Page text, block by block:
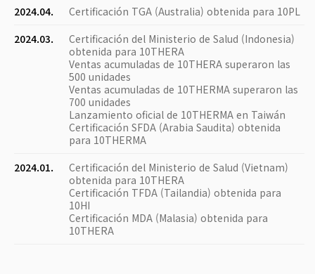
2024.04.
Certificación TGA (Australia) obtenida para 10PL
2024.03.
Certificación del Ministerio de Salud (Indonesia)
obtenida para 10THERA
Ventas acumuladas de 10THERA superaron las
500 unidades
Ventas acumuladas de 10THERMA superaron las
700 unidades
Lanzamiento oficial de 10THERMA en Taiwán
Certificación SFDA (Arabia Saudita) obtenida
para 10THERMA
2024.01.
Certificación del Ministerio de Salud (Vietnam)
obtenida para 10THERA
Certificación TFDA (Tailandia) obtenida para
10HI
Certificación MDA (Malasia) obtenida para
10THERA